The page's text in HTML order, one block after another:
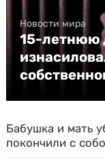
Новости мира
15-летнюю
Бабушка и мать
покончили с